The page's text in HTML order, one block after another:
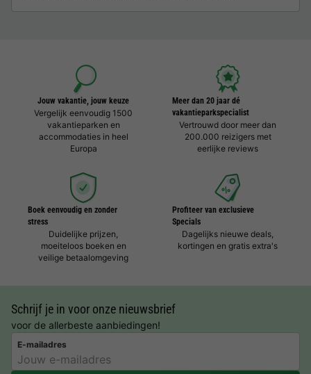
Jouw vakantie, jouw keuze
Vergelijk eenvoudig 1500
vakantieparken en
accommodaties in heel
Europa
Meer dan 20 jaar dé
vakantieparkspecialist
Vertrouwd door meer dan
200.000 reizigers met
eerlijke reviews
Boek eenvoudig en zonder
stress
Duidelijke prijzen,
moeiteloos boeken en
veilige betaalomgeving
Profiteer van exclusieve
Specials
Dagelijks nieuwe deals,
kortingen en gratis extra's
Schrijf je in voor onze nieuwsbrief
voor de allerbeste aanbiedingen!
E-mailadres